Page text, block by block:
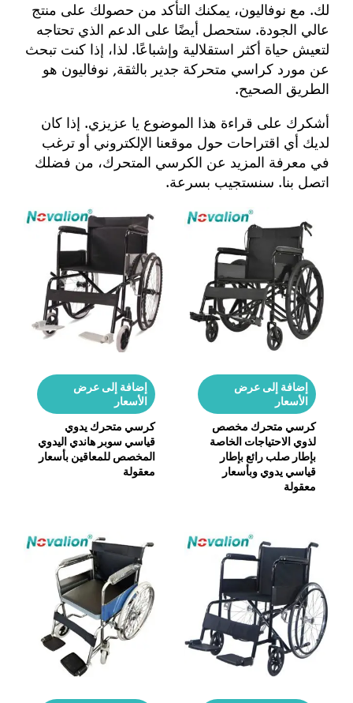
لك. مع نوفاليون، يمكنك التأكد من حصولك على منتج
عالي الجودة. ستحصل أيضًا على الدعم الذي تحتاجه
لتعيش حياة أكثر استقلالية وإشباعًا. لذا، إذا كنت تبحث
عن مورد كراسي متحركة جدير بالثقة,نوفاليون هو
الطريق الصحيح.
أشكرك على قراءة هذا الموضوع يا عزيزي. إذا كان
لديك أي اقتراحات حولموقعنا الإلكترونيأو ترغب
في معرفة المزيد عن الكرسي المتحرك، من فضلك
اتصل بنا. سنستجيب بسرعة.
إضافة إلى عرض
الأسعار
كرسي متحرك مخصص
لذوي الاحتياجات الخاصة
بإطار صلب رائع بإطار
قياسي يدوي وبأسعار
معقولة
إضافة إلى عرض
الأسعار
كرسي متحرك يدوي
قياسي سوبر هاندي اليدوي
المخصص للمعاقين بأسعار
معقولة